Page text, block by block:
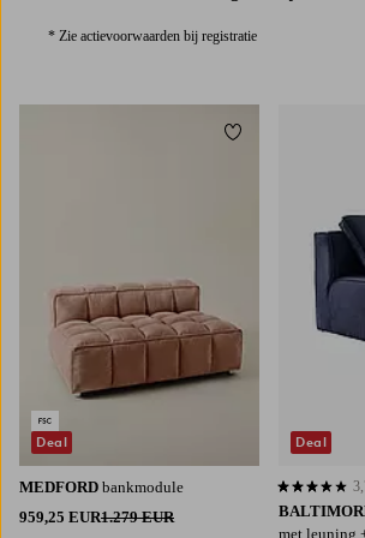
* Zie actievoorwaarden bij registratie
MEDFORD bankmodule
959,25 EUR1.279 EUR
Deal
Toevoegen aan
met leuning
3,7 op basis
Deal